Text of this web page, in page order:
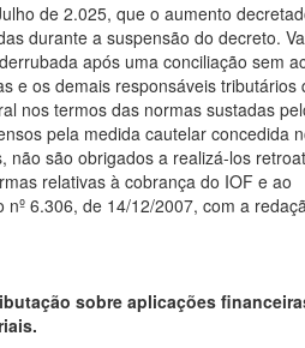
de 2.025, que o aumento
durante a suspensão do decreto.
após uma conciliação sem
e os demais responsáveis tributários
nos termos das normas sustadas
pela medida cautelar concedida
são obrigados a realizá-los
relativas à cobrança do IOF e ao
6.306, de 14/12/2007, com a
sobre aplicações